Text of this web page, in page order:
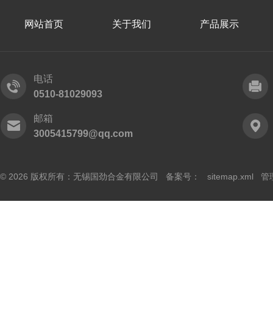
网站首页 关于我们 产品展示
电话
0510-81029093
邮箱
3005415799@qq.com
© 2026 版权所有：无锡国劲合金有限公司 备案号： sitemap.xml 管